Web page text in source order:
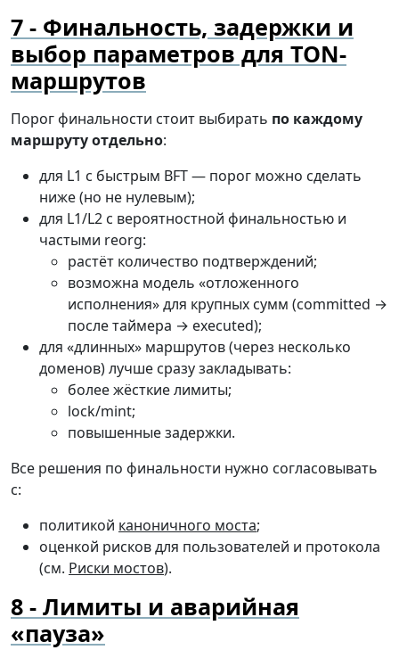
Финальность, задержки и
выбор параметров для TON-
маршрутов
Порог финальности стоит выбирать по каждому
маршруту отдельно:
для L1 с быстрым BFT — порог можно сделать
ниже (но не нулевым);
для L1/L2 с вероятностной финальностью и
частыми reorg:
растёт количество подтверждений;
возможна модель «отложенного
исполнения» для крупных сумм (committed →
после таймера → executed);
для «длинных» маршрутов (через несколько
доменов) лучше сразу закладывать:
более жёсткие лимиты;
lock/mint;
повышенные задержки.
Все решения по финальности нужно согласовывать
с:
политикой каноничного моста;
оценкой рисков для пользователей и протокола
(см. Риски мостов).
Лимиты и аварийная
«пауза»